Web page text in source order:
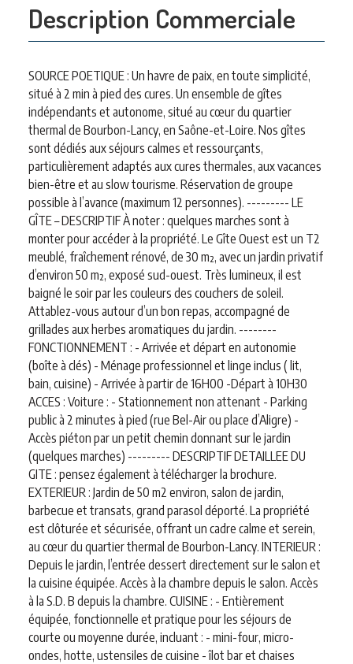
Description Commerciale
SOURCE POETIQUE : Un havre de paix, en toute simplicité,
situé à 2 min à pied des cures. Un ensemble de gîtes
indépendants et autonome, situé au cœur du quartier
thermal de Bourbon-Lancy, en Saône-et-Loire. Nos gîtes
sont dédiés aux séjours calmes et ressourçants,
particulièrement adaptés aux cures thermales, aux vacances
bien-être et au slow tourisme. Réservation de groupe
possible à l’avance (maximum 12 personnes). --------- LE
GÎTE – DESCRIPTIF À noter : quelques marches sont à
monter pour accéder à la propriété. Le Gîte Ouest est un T2
meublé, fraîchement rénové, de 30 m², avec un jardin privatif
d’environ 50 m², exposé sud-ouest. Très lumineux, il est
baigné le soir par les couleurs des couchers de soleil.
Attablez-vous autour d’un bon repas, accompagné de
grillades aux herbes aromatiques du jardin. --------
FONCTIONNEMENT : - Arrivée et départ en autonomie
(boîte à clés) - Ménage professionnel et linge inclus ( lit,
bain, cuisine) - Arrivée à partir de 16H00 -Départ à 10H30
ACCES : Voiture : - Stationnement non attenant - Parking
public à 2 minutes à pied (rue Bel-Air ou place d’Aligre) -
Accès piéton par un petit chemin donnant sur le jardin
(quelques marches) --------- DESCRIPTIF DETAILLEE DU
GITE : pensez également à télécharger la brochure.
EXTERIEUR : Jardin de 50 m2 environ, salon de jardin,
barbecue et transats, grand parasol déporté. La propriété
est clôturée et sécurisée, offrant un cadre calme et serein,
au cœur du quartier thermal de Bourbon-Lancy. INTERIEUR :
Depuis le jardin, l’entrée dessert directement sur le salon et
la cuisine équipée. Accès à la chambre depuis le salon. Accès
à la S.D. B depuis la chambre. CUISINE : - Entièrement
équipée, fonctionnelle et pratique pour les séjours de
courte ou moyenne durée, incluant : - mini-four, micro-
ondes, hotte, ustensiles de cuisine - îlot bar et chaises